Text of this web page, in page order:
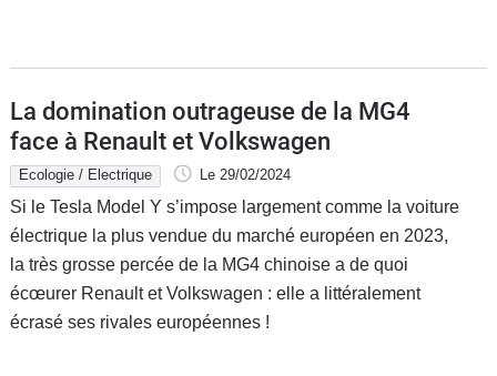
La domination outrageuse de la MG4
face à Renault et Volkswagen
Ecologie / Electrique Le 29/02/2024
Si le Tesla Model Y s’impose largement comme la voiture
électrique la plus vendue du marché européen en 2023,
la très grosse percée de la MG4 chinoise a de quoi
écœurer Renault et Volkswagen : elle a littéralement
écrasé ses rivales européennes !